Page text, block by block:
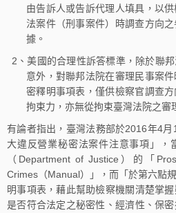
由告訴人或告訴代理人填具，以
法案件（刑事案件）時調查方向
據。
2、美國的合理性訴答標準，除於聯
意外，對聯邦法院在審理民事案
密釋明事項表，僅供檢察官調查
拘束力，亦無從拘束臺灣法院之審
有論者指出，臺灣法務部於2016年4
大違反營業秘密法案件注意事項」，
（Department of Justice）的「
Crimes（Manual）」，而「於第六點
明事項表，藉此幫助檢察機關清楚掌
是否符合法定之秘密性、經濟性、保